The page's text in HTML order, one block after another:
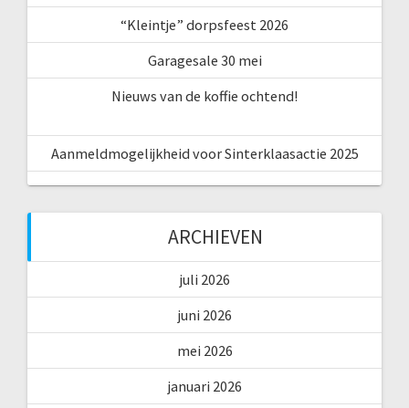
“Kleintje” dorpsfeest 2026
Garagesale 30 mei
Nieuws van de koffie ochtend!
Aanmeldmogelijkheid voor Sinterklaasactie 2025
ARCHIEVEN
juli 2026
juni 2026
mei 2026
januari 2026